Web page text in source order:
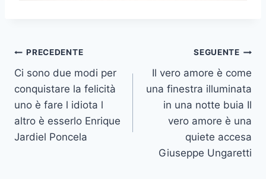
Navigazione
articoli
PRECEDENTE
Ci sono due modi per
conquistare la felicità
uno è fare l idiota l
altro è esserlo Enrique
Jardiel Poncela
SEGUENTE
Il vero amore è come
una finestra illuminata
in una notte buia Il
vero amore è una
quiete accesa
Giuseppe Ungaretti